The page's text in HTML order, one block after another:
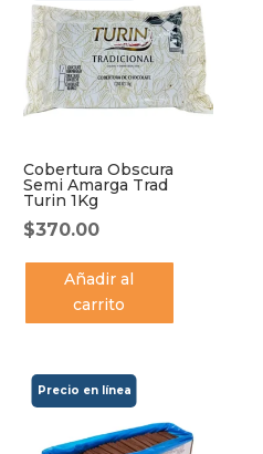
Cobertura Obscura
Semi Amarga Trad
Turin 1Kg
$370.00
Añadir al
carrito